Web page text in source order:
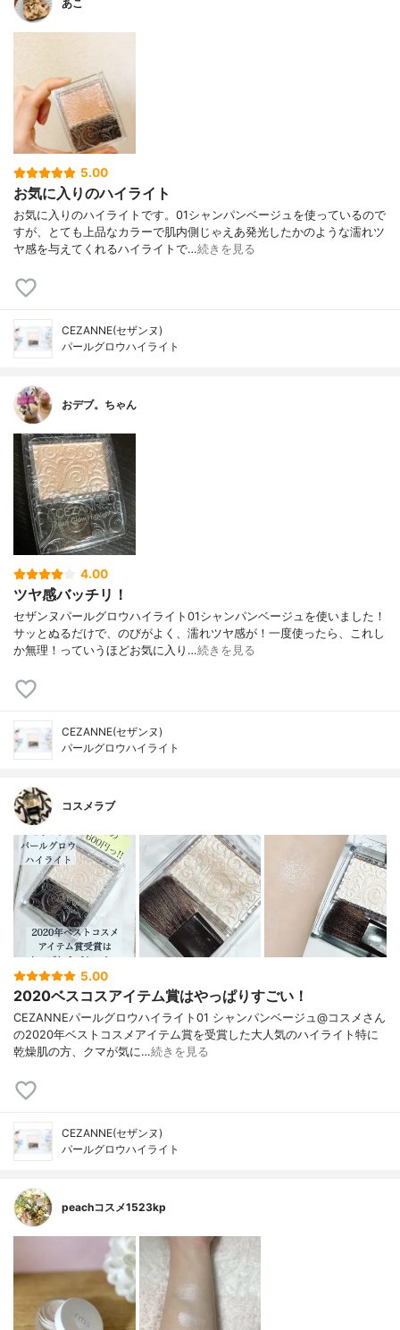
あこ
5.00
お気に入りのハイライト
お気に入りのハイライトです。01シャンパンベージュを使っているので
すが、とても上品なカラーで肌内側じゃえあ発光したかのような濡れツ
ヤ感を与えてくれるハイライトで…続きを見る
CEZANNE(セザンヌ)
パールグロウハイライト
おデブ。ちゃん
4.00
ツヤ感バッチリ！
セザンヌパールグロウハイライト01シャンパンベージュを使いました！
サッとぬるだけで、のびがよく、濡れツヤ感が！一度使ったら、これし
か無理！っていうほどお気に入り…続きを見る
CEZANNE(セザンヌ)
パールグロウハイライト
コスメラブ
5.00
2020ベスコスアイテム賞はやっぱりすごい！
CEZANNEパールグロウハイライト01 シャンパンベージュ@コスメさん
の2020年ベストコスメアイテム賞を受賞した大人気のハイライト特に
乾燥肌の方、クマが気に…続きを見る
CEZANNE(セザンヌ)
パールグロウハイライト
peachコスメ1523kp